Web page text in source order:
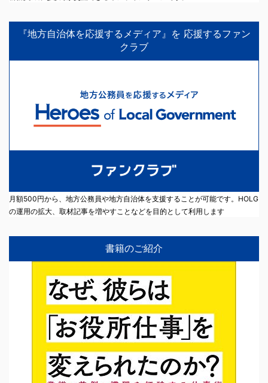
『地方自治体を応援するメディア』を 応援するファン
クラブ
月額500円から、地方公務員や地方自治体を支援することが可能です。HOLG
の運用の拡大、取材記事を増やすことなどを目的として利用します
書籍のご紹介